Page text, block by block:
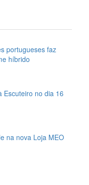
portugueses faz
híbrido
Escuteiro no dia 16
na nova Loja MEO